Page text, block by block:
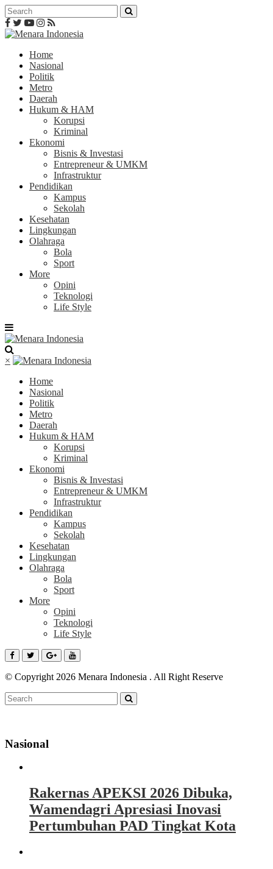
Home
Nasional
Politik
Metro
Daerah
Hukum & HAM
Korupsi
Kriminal
Ekonomi
Bisnis & Investasi
Entrepreneur & UMKM
Infrastruktur
Pendidikan
Kampus
Sekolah
Kesehatan
Lingkungan
Olahraga
Bola
Sport
More
Opini
Teknologi
Life Style
×
Home
Nasional
Politik
Metro
Daerah
Hukum & HAM
Korupsi
Kriminal
Ekonomi
Bisnis & Investasi
Entrepreneur & UMKM
Infrastruktur
Pendidikan
Kampus
Sekolah
Kesehatan
Lingkungan
Olahraga
Bola
Sport
More
Opini
Teknologi
Life Style
© Copyright 2026 Menara Indonesia . All Right Reserve
Nasional
Rakernas APEKSI 2026 Dibuka,
Wamendagri Apresiasi Inovasi
Pertumbuhan PAD Tingkat Kota